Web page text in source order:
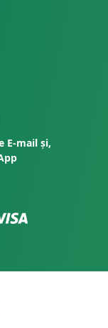
E-mail și,